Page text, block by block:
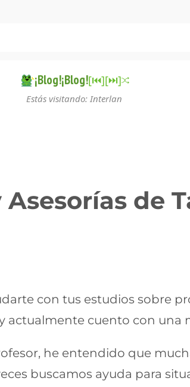
¡Blog!¡Blog![⏮︎][⏭︎]
Estás visitando: Interlan
de
con tus estudios sobre
cuento con una
he entendido que
buscamos ayuda para